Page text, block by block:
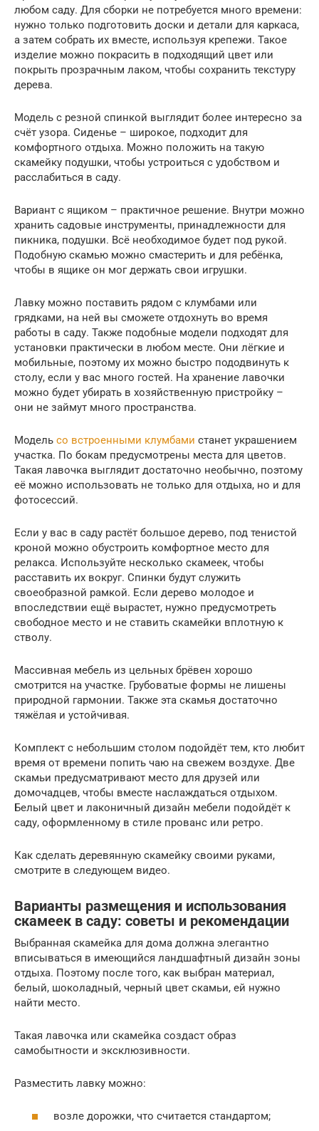
любом саду. Для сборки не потребуется много времени:
нужно только подготовить доски и детали для каркаса,
а затем собрать их вместе, используя крепежи. Такое
изделие можно покрасить в подходящий цвет или
покрыть прозрачным лаком, чтобы сохранить текстуру
дерева.
Модель с резной спинкой выглядит более интересно за
счёт узора. Сиденье – широкое, подходит для
комфортного отдыха. Можно положить на такую
скамейку подушки, чтобы устроиться с удобством и
расслабиться в саду.
Вариант с ящиком – практичное решение. Внутри можно
хранить садовые инструменты, принадлежности для
пикника, подушки. Всё необходимое будет под рукой.
Подобную скамью можно смастерить и для ребёнка,
чтобы в ящике он мог держать свои игрушки.
Лавку можно поставить рядом с клумбами или
грядками, на ней вы сможете отдохнуть во время
работы в саду. Также подобные модели подходят для
установки практически в любом месте. Они лёгкие и
мобильные, поэтому их можно быстро пододвинуть к
столу, если у вас много гостей. На хранение лавочки
можно будет убирать в хозяйственную пристройку –
они не займут много пространства.
Модель со встроенными клумбами станет украшением
участка. По бокам предусмотрены места для цветов.
Такая лавочка выглядит достаточно необычно, поэтому
её можно использовать не только для отдыха, но и для
фотосессий.
Если у вас в саду растёт большое дерево, под тенистой
кроной можно обустроить комфортное место для
релакса. Используйте несколько скамеек, чтобы
расставить их вокруг. Спинки будут служить
своеобразной рамкой. Если дерево молодое и
впоследствии ещё вырастет, нужно предусмотреть
свободное место и не ставить скамейки вплотную к
стволу.
Массивная мебель из цельных брёвен хорошо
смотрится на участке. Грубоватые формы не лишены
природной гармонии. Также эта скамья достаточно
тяжёлая и устойчивая.
Комплект с небольшим столом подойдёт тем, кто любит
время от времени попить чаю на свежем воздухе. Две
скамьи предусматривают место для друзей или
домочадцев, чтобы вместе наслаждаться отдыхом.
Белый цвет и лаконичный дизайн мебели подойдёт к
саду, оформленному в стиле прованс или ретро.
Как сделать деревянную скамейку своими руками,
смотрите в следующем видео.
Варианты размещения и использования
скамеек в саду: советы и рекомендации
Выбранная скамейка для дома должна элегантно
вписываться в имеющийся ландшафтный дизайн зоны
отдыха. Поэтому после того, как выбран материал,
белый, шоколадный, черный цвет скамьи, ей нужно
найти место.
Такая лавочка или скамейка создаст образ
самобытности и эксклюзивности.
Разместить лавку можно:
возле дорожки, что считается стандартом;